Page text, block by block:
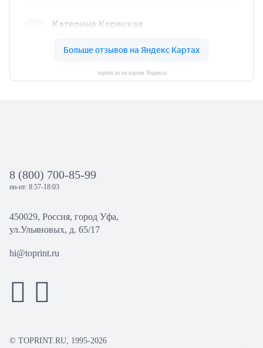
toprint.ru на картах Яндекса
8 (800) 700-85-99
пн-пт: 8:57-18:03
450029, Россия, город Уфа,
ул.Ульяновых, д. 65/17
hi@toprint.ru
© TOPRINT.RU, 1995-2026